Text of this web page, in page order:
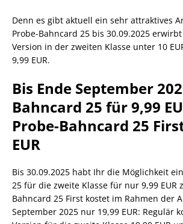
Denn es gibt aktuell ein sehr attraktives
Probe-Bahncard 25 bis 30.09.2025
Version in der zweiten Klasse unter 10
9,99 EUR.
Bis Ende September
Bahncard 25 für 9,99
Probe-Bahncard 25
EUR
Bis 30.09.2025 habt Ihr die Möglichkeit
25 für die zweite Klasse für nur 9,99 EUR
Bahncard 25 First kostet im Rahmen der
September 2025 nur 19,99 EUR: Regulär